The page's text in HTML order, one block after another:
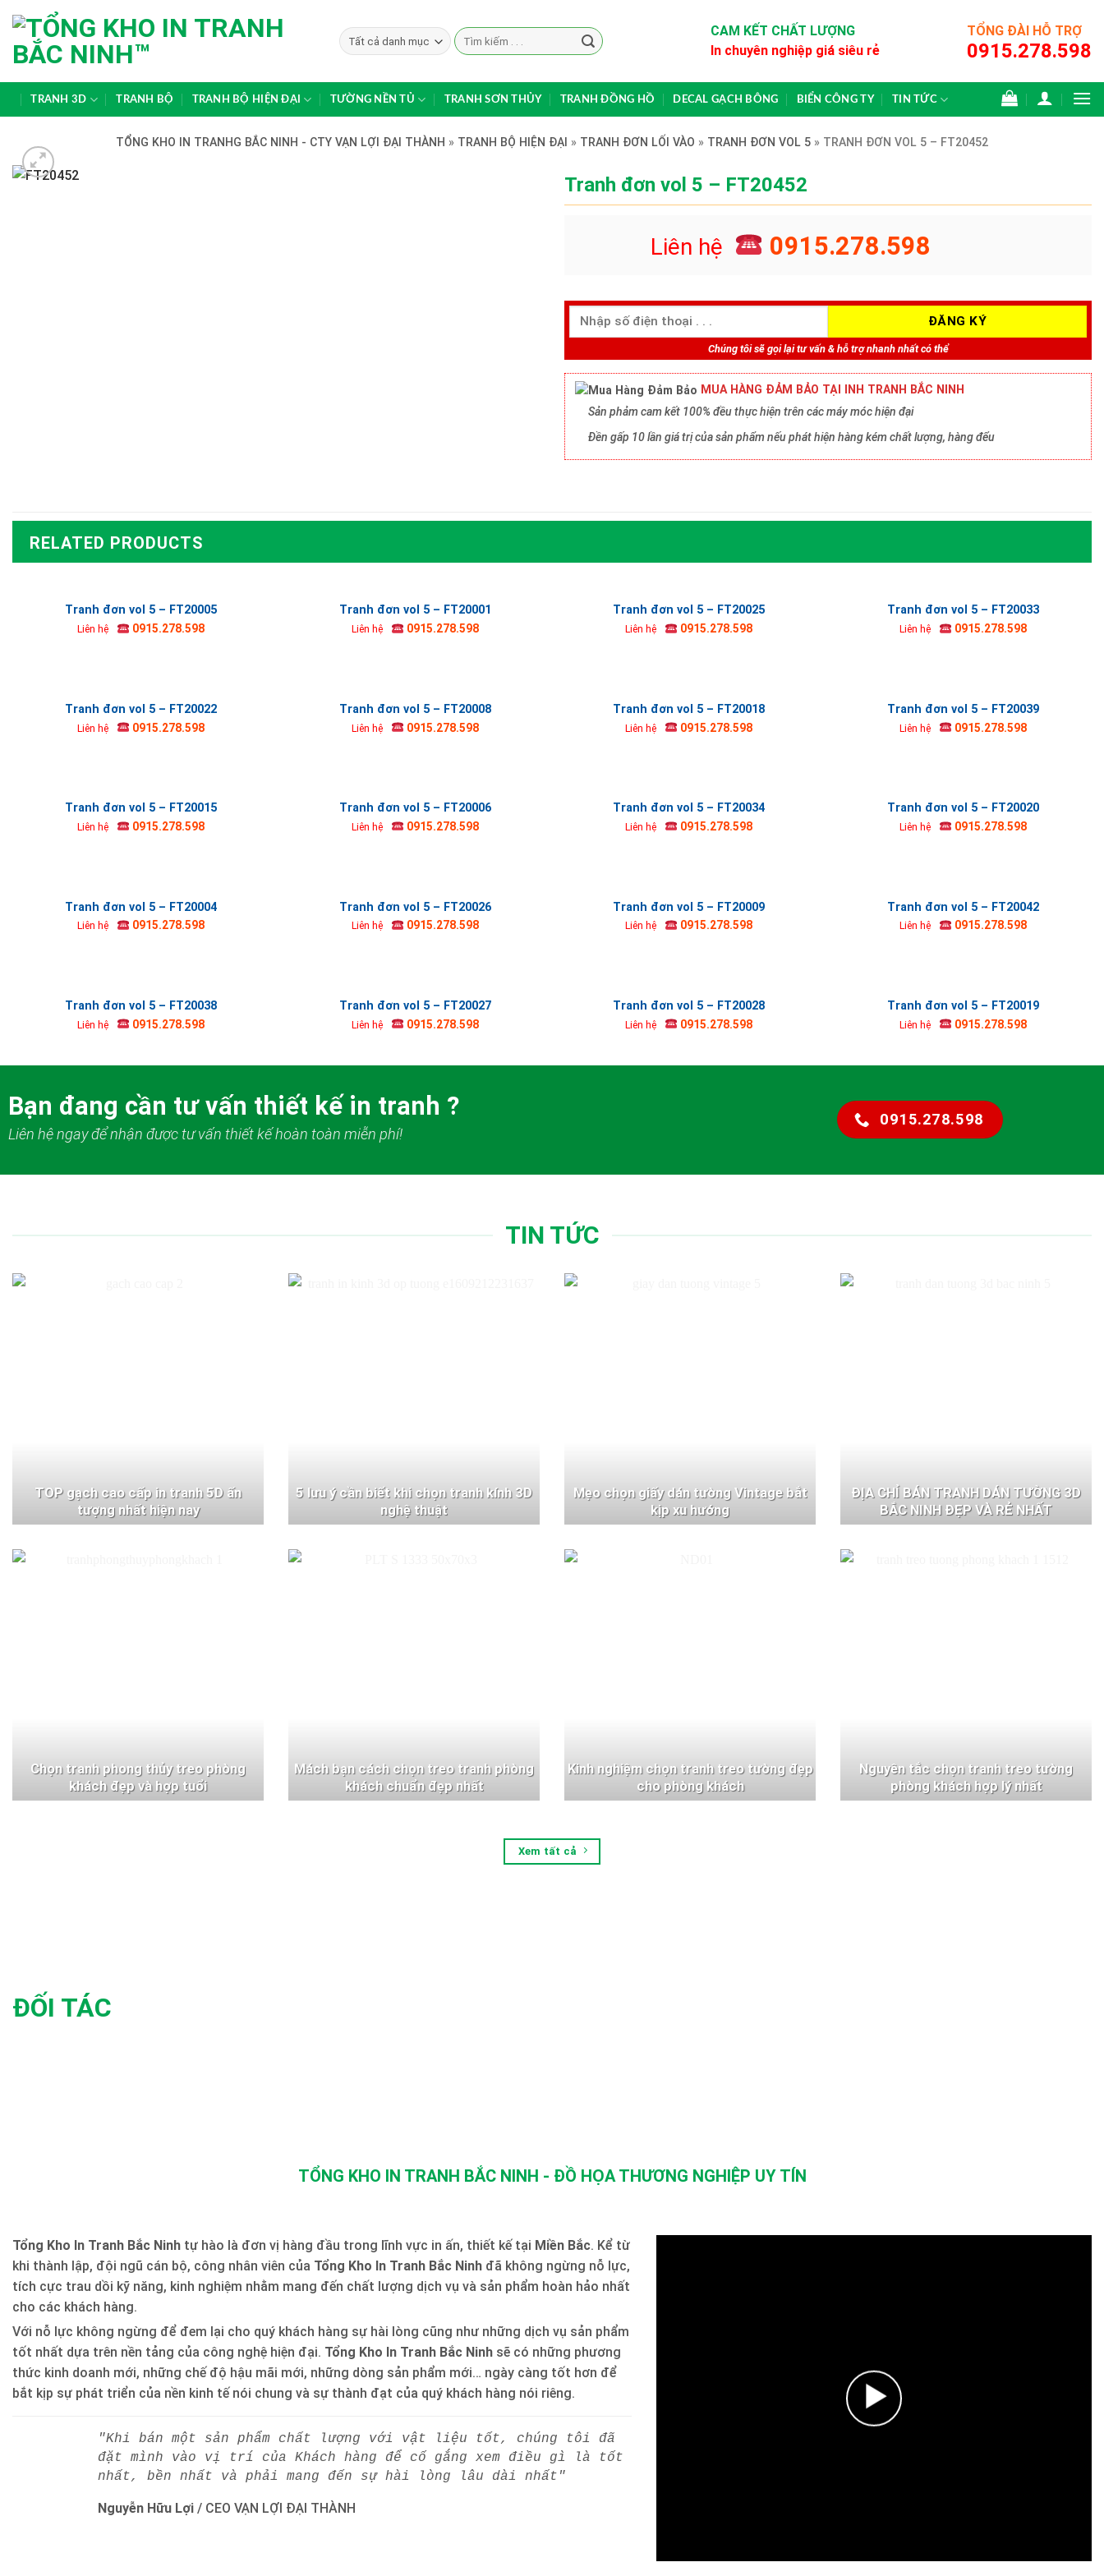
to
content
Search
for:
CAM KẾT CHẤT LƯỢNG
In chuyên nghiệp giá siêu rẻ
TỔNG ĐÀI HỖ TRỢ
0915.278.598
TRANH 3D TRANH BỘ TRANH BỘ HIỆN ĐẠI TƯỜNG NỀN TỦ TRANH SƠN THỦY TRANH ĐỒNG HỒ DECAL GẠCH BÔNG BIỂN CÔNG TY TIN TỨC
TỔNG KHO IN TRANHG BẮC NINH - CTY VẠN LỢI ĐẠI THÀNH » TRANH BỘ HIỆN ĐẠI » TRANH ĐƠN LỐI VÀO » TRANH ĐƠN VOL 5 » TRANH ĐƠN VOL 5 – FT20452
Tranh đơn vol 5 – FT20452
Liên hệ 0915.278.598
Chúng tôi sẽ gọi lại tư vấn & hỗ trợ nhanh nhất có thể
MUA HÀNG ĐẢM BẢO TẠI INH TRANH BẮC NINH
Sản phảm cam kết 100% đều thực hiện trên các máy móc hiện đại
Đền gấp 10 lần giá trị của sản phẩm nếu phát hiện hàng kém chất lượng, hàng đểu
RELATED PRODUCTS
Tranh đơn vol 5 – FT20005
Liên hệ 0915.278.598
Tranh đơn vol 5 – FT20001
Liên hệ 0915.278.598
Tranh đơn vol 5 – FT20025
Liên hệ 0915.278.598
Tranh đơn vol 5 – FT20033
Liên hệ 0915.278.598
Tranh đơn vol 5 – FT20022
Liên hệ 0915.278.598
Tranh đơn vol 5 – FT20008
Liên hệ 0915.278.598
Tranh đơn vol 5 – FT20018
Liên hệ 0915.278.598
Tranh đơn vol 5 – FT20039
Liên hệ 0915.278.598
Tranh đơn vol 5 – FT20015
Liên hệ 0915.278.598
Tranh đơn vol 5 – FT20006
Liên hệ 0915.278.598
Tranh đơn vol 5 – FT20034
Liên hệ 0915.278.598
Tranh đơn vol 5 – FT20020
Liên hệ 0915.278.598
Tranh đơn vol 5 – FT20004
Liên hệ 0915.278.598
Tranh đơn vol 5 – FT20026
Liên hệ 0915.278.598
Tranh đơn vol 5 – FT20009
Liên hệ 0915.278.598
Tranh đơn vol 5 – FT20042
Liên hệ 0915.278.598
Tranh đơn vol 5 – FT20038
Liên hệ 0915.278.598
Tranh đơn vol 5 – FT20027
Liên hệ 0915.278.598
Tranh đơn vol 5 – FT20028
Liên hệ 0915.278.598
Tranh đơn vol 5 – FT20019
Liên hệ 0915.278.598
Bạn đang cần tư vấn thiết kế in tranh ?
Liên hệ ngay để nhận được tư vấn thiết kế hoàn toàn miễn phí!
0915.278.598
TIN TỨC
TOP gạch cao cấp in tranh 5D ấn
tượng nhất hiện nay
5 lưu ý cần biết khi chọn tranh kính 3D
nghệ thuật
Mẹo chọn giấy dán tường Vintage bắt
kịp xu hướng
ĐỊA CHỈ BÁN TRANH DÁN TƯỜNG 3D
BẮC NINH ĐẸP VÀ RẺ NHẤT
Chọn tranh phong thủy treo phòng
khách đẹp và hợp tuổi
Mách bạn cách chọn treo tranh phòng
khách chuẩn đẹp nhất
Kinh nghiệm chọn tranh treo tường đẹp
cho phòng khách
Nguyên tắc chọn tranh treo tường
phòng khách hợp lý nhất
Xem tất cả
ĐỐI TÁC
TỔNG KHO IN TRANH BẮC NINH - ĐỒ HỌA THƯƠNG NGHIỆP UY TÍN
Tổng Kho In Tranh Bắc Ninh tự hào là đơn vị hàng đầu trong lĩnh vực in ấn, thiết kế tại Miền Bắc. Kể từ
khi thành lập, đội ngũ cán bộ, công nhân viên của Tổng Kho In Tranh Bắc Ninh đã không ngừng nỗ lực,
tích cực trau dồi kỹ năng, kinh nghiệm nhằm mang đến chất lượng dịch vụ và sản phẩm hoàn hảo nhất
cho các khách hàng.
Với nỗ lực không ngừng để đem lại cho quý khách hàng sự hài lòng cũng như những dịch vụ sản phẩm
tốt nhất dựa trên nền tảng của công nghệ hiện đại. Tổng Kho In Tranh Bắc Ninh sẽ có những phương
thức kinh doanh mới, những chế độ hậu mãi mới, những dòng sản phẩm mới… ngày càng tốt hơn để
bắt kịp sự phát triển của nền kinh tế nói chung và sự thành đạt của quý khách hàng nói riêng.
"Khi bán một sản phẩm chất lượng với vật liệu tốt, chúng tôi đã
đặt mình vào vị trí của Khách hàng để cố gắng xem điều gì là tốt
nhất, bền nhất và phải mang đến sự hài lòng lâu dài nhất"
Nguyễn Hữu Lợi / CEO VẠN LỢI ĐẠI THÀNH